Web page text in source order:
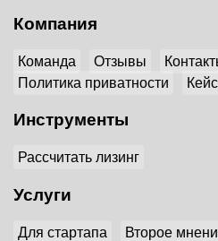
Компания
Команда Отзывы
Политика приватности
Инструменты
Рассчитать лизинг
Услуги
Для стартапа Второе